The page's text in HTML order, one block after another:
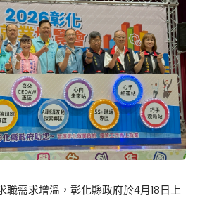
職需求增溫，彰化縣政府於4月18日上